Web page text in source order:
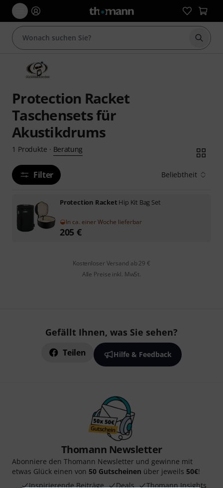
Suche
Protection Racket
Taschensets für
Akustikdrums
1 Produkte · Beratung
Filter Beliebtheit
Protection Racket Hip Kit Bag Set
In ca. einer Woche lieferbar
205 €
Kostenloser Versand ab 29 €
Alle Preise inkl. MwSt.
Gefällt Ihnen, was Sie sehen?
Teilen Hilfe & Feedback
Thomann Newsletter
Abonniere den Thomann Newsletter und gewinne mit
etwas Glück einen von 50 Gutscheinen über jeweils 50€!
Inspirierende Beiträge
Deals Thomann Insights